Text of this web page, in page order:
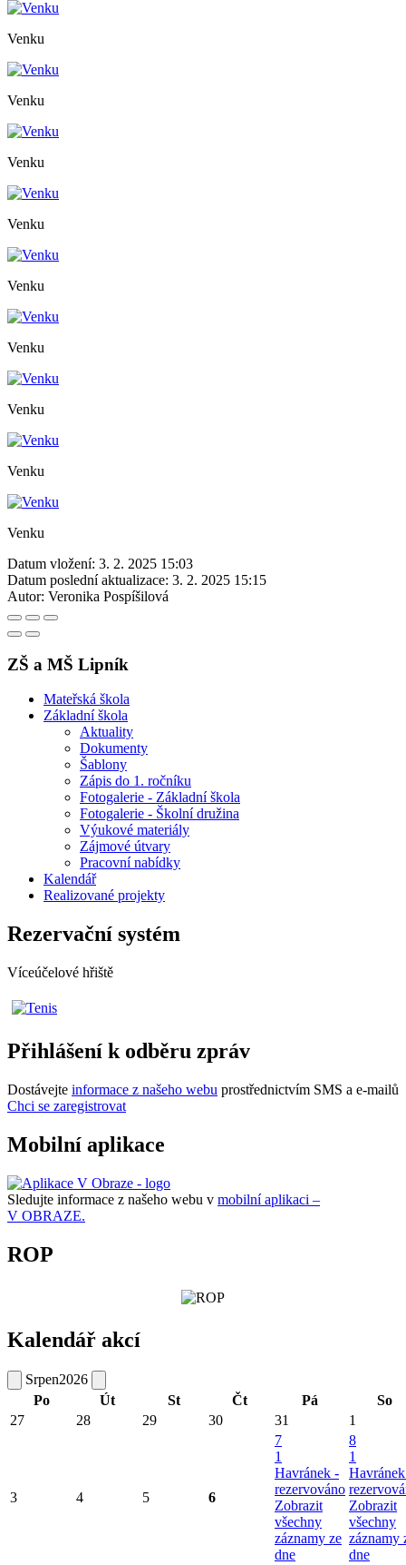
Venku
Venku
Venku
Venku
Venku
Venku
Venku
Venku
Venku
Datum vložení: 3. 2. 2025 15:03
Datum poslední aktualizace: 3. 2. 2025 15:15
Autor: Veronika Pospíšilová
ZŠ a MŠ Lipník
Mateřská škola
Základní škola
Aktuality
Dokumenty
Šablony
Zápis do 1. ročníku
Fotogalerie - Základní škola
Fotogalerie - Školní družina
Výukové materiály
Zájmové útvary
Pracovní nabídky
Kalendář
Realizované projekty
Rezervační systém
Víceúčelové hřiště
Přihlášení k odběru zpráv
Dostávejte informace z našeho webu prostřednictvím SMS a e-mailů
Chci se zaregistrovat
Mobilní aplikace
Sledujte informace z našeho webu v mobilní aplikaci –
V OBRAZE.
ROP
Kalendář akcí
Srpen2026
Po
Út St Čt Pá
So
27
28 29 30 31 1
3 4 5 6
7
1
Havránek -
rezervováno
Zobrazit
všechny
záznamy ze
dne
8
1
Zobrazit
všechny
záznamy
dne